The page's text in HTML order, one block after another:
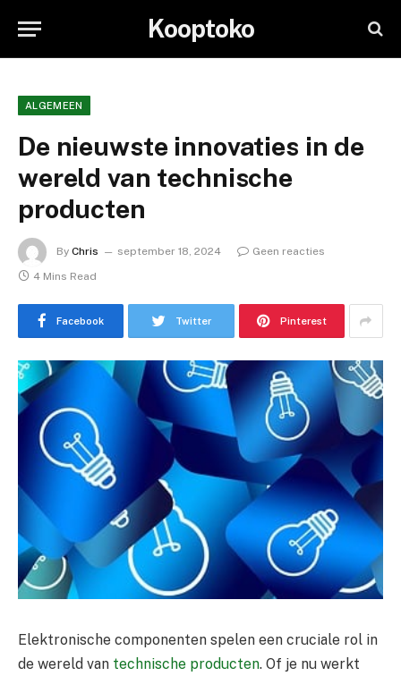
Kooptoko
ALGEMEEN
De nieuwste innovaties in de
wereld van technische
producten
By Chris september 18, 2024
Geen reacties
4 Mins Read
Facebook Twitter Pinterest
Elektronische componenten spelen een cruciale rol in
de wereld van technische producten. Of je nu werkt